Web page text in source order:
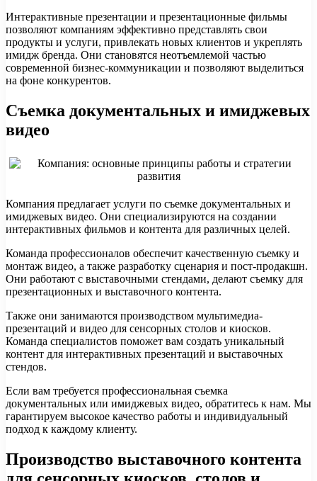
Интерактивные презентации и презентационные фильмы
позволяют компаниям эффективно представлять свои
продукты и услуги, привлекать новых клиентов и укреплять
имидж бренда. Они становятся неотъемлемой частью
современной бизнес-коммуникации и позволяют выделиться
на фоне конкурентов.
Съемка документальных и имиджевых
видео
Компания предлагает услуги по съемке документальных и
имиджевых видео. Они специализируются на создании
интерактивных фильмов и контента для различных целей.
Команда профессионалов обеспечит качественную съемку и
монтаж видео, а также разработку сценария и пост-продакшн.
Они работают с выставочными стендами, делают съемку для
презентационных и выставочного контента.
Также они занимаются производством мультимедиа-
презентаций и видео для сенсорных столов и киосков.
Команда специалистов поможет вам создать уникальный
контент для интерактивных презентаций и выставочных
стендов.
Если вам требуется профессиональная съемка
документальных или имиджевых видео, обратитесь к нам. Мы
гарантируем высокое качество работы и индивидуальный
подход к каждому клиенту.
Производство выставочного контента